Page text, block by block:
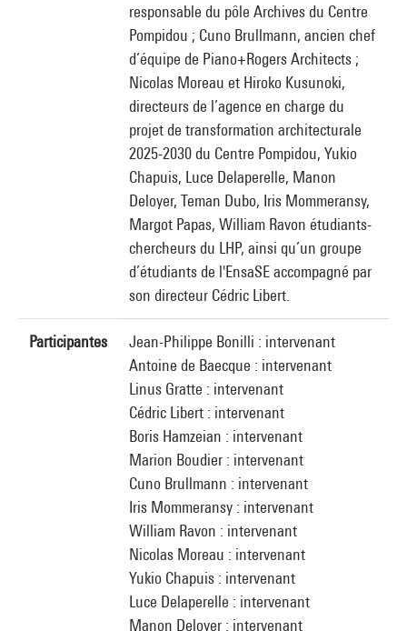
responsable du pôle Archives du Centre
Pompidou ; Cuno Brullmann, ancien chef
d’équipe de Piano+Rogers Architects ;
Nicolas Moreau et Hiroko Kusunoki,
directeurs de l’agence en charge du
projet de transformation architecturale
2025-2030 du Centre Pompidou, Yukio
Chapuis, Luce Delaperelle, Manon
Deloyer, Teman Dubo, Iris Mommeransy,
Margot Papas, William Ravon étudiants-
chercheurs du LHP, ainsi qu’un groupe
d’étudiants de l'EnsaSE accompagné par
son directeur Cédric Libert.
Participantes
Jean-Philippe Bonilli : intervenant
Antoine de Baecque : intervenant
Linus Gratte : intervenant
Cédric Libert : intervenant
Boris Hamzeian : intervenant
Marion Boudier : intervenant
Cuno Brullmann : intervenant
Iris Mommeransy : intervenant
William Ravon : intervenant
Nicolas Moreau : intervenant
Yukio Chapuis : intervenant
Luce Delaperelle : intervenant
Manon Deloyer : intervenant